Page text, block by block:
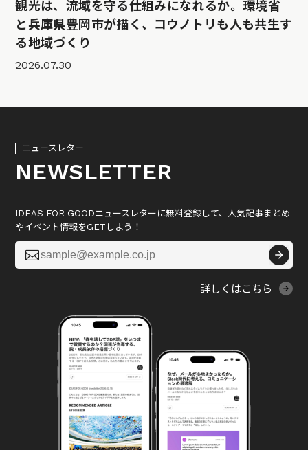
観光は、流域を守る仕組みになれるか。環境省
と兵庫県豊岡市が描く、コウノトリも人も共生す
る地域づくり
2026.07.30
ニュースレター
NEWSLETTER
IDEAS FOR GOODニュースレターに無料登録して、人気記事まとめ
やイベント情報をGETしよう！

詳しくはこちら